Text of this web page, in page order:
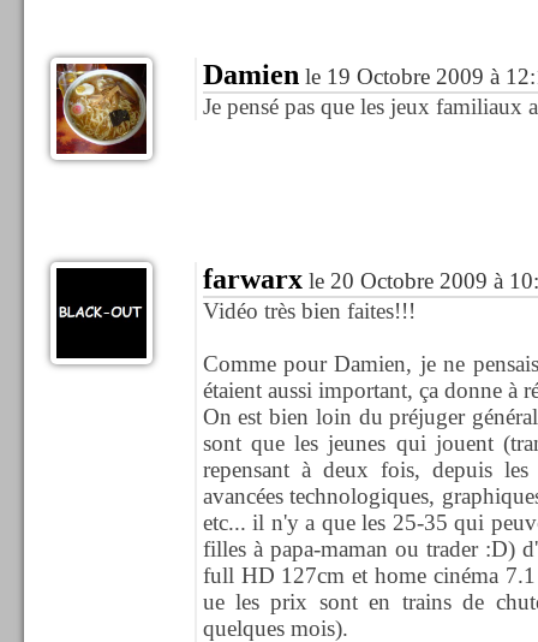
Damien le 19 Octobre 2009 à
Je pensé pas que les jeux familiaux
farwarxle 20 Octobre 2009 à
Vidéo très bien faites!!!
Comme pour Damien, je ne
étaient aussi important, ça donne à
On est bien loin du préjuger
sont que les jeunes qui jouent
repensant à deux fois, depuis les
avancées technologiques,
etc... il n'y a que les 25-35 qui
filles à papa-maman ou trader :D)
full HD 127cm et home cinéma
ue les prix sont en trains de
quelques mois).